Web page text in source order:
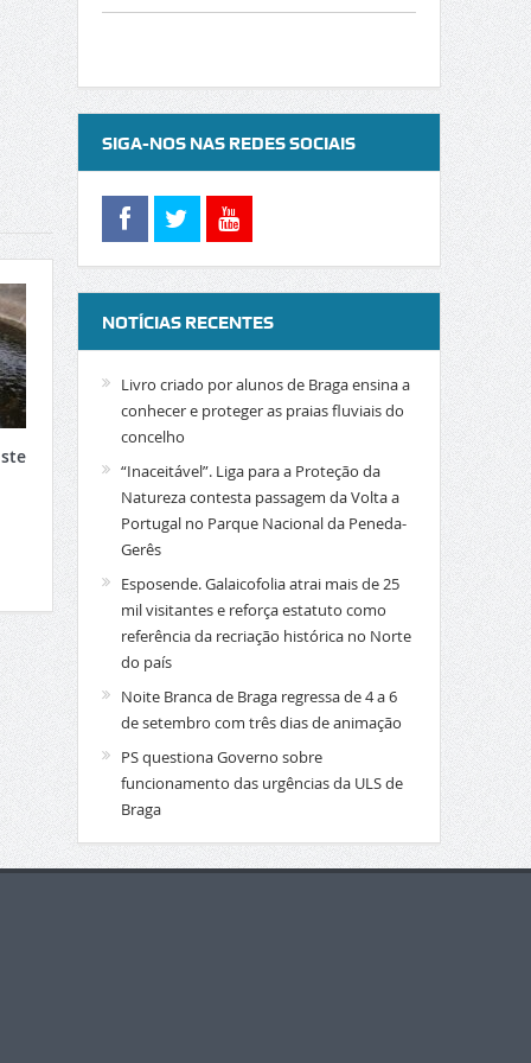
SIGA-NOS NAS REDES SOCIAIS
NOTÍCIAS RECENTES
Livro criado por alunos de Braga ensina a
conhecer e proteger as praias fluviais do
concelho
“Inaceitável”. Liga para a Proteção da
Natureza contesta passagem da Volta a
Portugal no Parque Nacional da Peneda-
Gerês
Esposende. Galaicofolia atrai mais de 25
mil visitantes e reforça estatuto como
referência da recriação histórica no Norte
do país
Noite Branca de Braga regressa de 4 a 6
de setembro com três dias de animação
PS questiona Governo sobre
funcionamento das urgências da ULS de
Braga